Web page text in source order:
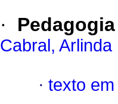
·
Cabral, Arlinda
· texto